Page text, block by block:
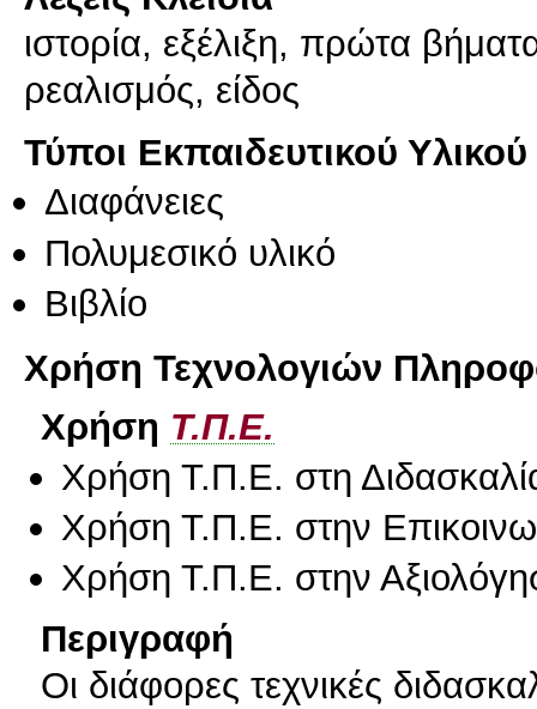
ιστορία, εξέλιξη, πρώτα
ρεαλισμός, είδος
Τύποι Εκπαιδευτικού Υλικού
Διαφάνειες
Πολυμεσικό υλικό
Βιβλίο
Χρήση Τεχνολογιών
Χρήση Τ.Π.Ε.
Χρήση Τ.Π.Ε. στη
Χρήση Τ.Π.Ε. στην
Χρήση Τ.Π.Ε. στην
Περιγραφή
Οι διάφορες τεχνικές